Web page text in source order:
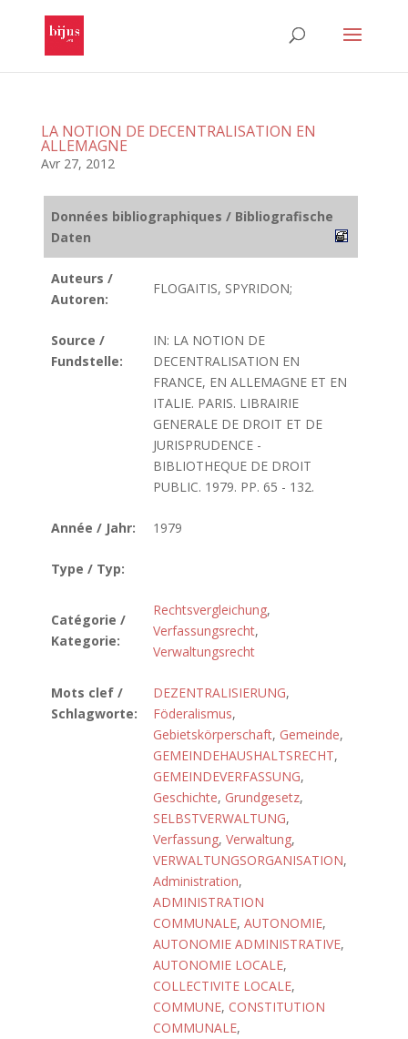
LA NOTION DE DECENTRALISATION EN
ALLEMAGNE
Avr 27, 2012
Données bibliographiques / Bibliografische
Daten
Auteurs /
Autoren:
FLOGAITIS, SPYRIDON;
Source /
Fundstelle:
IN: LA NOTION DE
DECENTRALISATION EN
FRANCE, EN ALLEMAGNE ET EN
ITALIE. PARIS. LIBRAIRIE
GENERALE DE DROIT ET DE
JURISPRUDENCE -
BIBLIOTHEQUE DE DROIT
PUBLIC. 1979. PP. 65 - 132.
Année / Jahr: 1979
Type / Typ:
Catégorie /
Kategorie:
Rechtsvergleichung,
Verfassungsrecht,
Verwaltungsrecht
Mots clef /
Schlagworte:
DEZENTRALISIERUNG,
Föderalismus,
Gebietskörperschaft, Gemeinde,
GEMEINDEHAUSHALTSRECHT,
GEMEINDEVERFASSUNG,
Geschichte, Grundgesetz,
SELBSTVERWALTUNG,
Verfassung, Verwaltung,
VERWALTUNGSORGANISATION,
Administration,
ADMINISTRATION
COMMUNALE, AUTONOMIE,
AUTONOMIE ADMINISTRATIVE,
AUTONOMIE LOCALE,
COLLECTIVITE LOCALE,
COMMUNE, CONSTITUTION
COMMUNALE,